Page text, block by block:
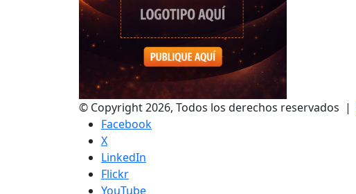
© Copyright 2026, Todos los derechos reservados |
Facebook
X
LinkedIn
Flickr
YouTube